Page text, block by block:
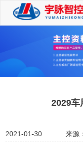
2029车
2021-01-30 来源